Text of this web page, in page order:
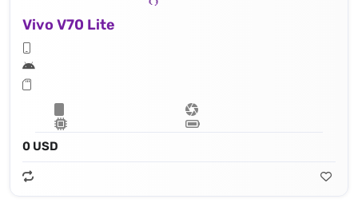
Vivo V70 Lite
0 USD